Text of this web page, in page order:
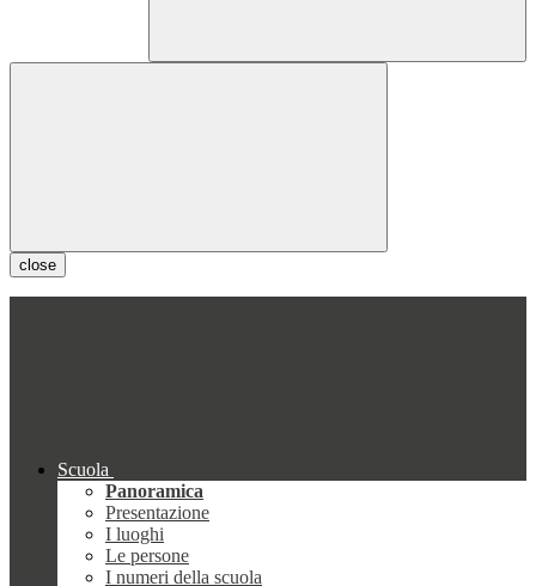
close
Scuola
Panoramica
Presentazione
I luoghi
Le persone
I numeri della scuola